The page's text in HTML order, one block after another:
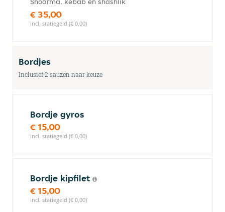
€ 35,00
incl. statiegeld (€ 0,00)
Bordjes
Inclusief 2 sauzen naar keuze
Bordje gyros
€ 15,00
incl. statiegeld (€ 0,00)
Bordje kipfilet
€ 15,00
incl. statiegeld (€ 0,00)